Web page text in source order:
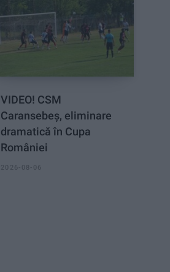
VIDEO! CSM
Caransebeș, eliminare
dramatică în Cupa
României
2026-08-06